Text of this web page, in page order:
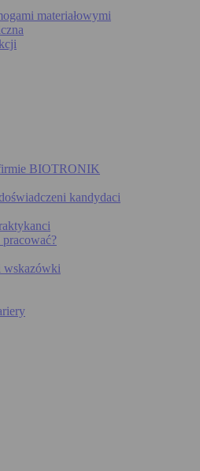
materiałowymi
BIOTRONIK
kandydaci
wskazówki